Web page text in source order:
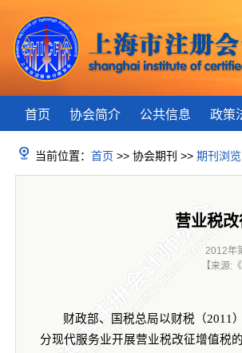
首页 协会简介 公共信息 政策
当前位置： 首页 >> 协会期刊 >> 期刊浏览
营业税
2012年
【来源:
财政部、国税总局以财税（2011 ）
分现代服务业开展营业税改征增值税